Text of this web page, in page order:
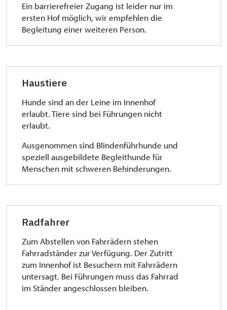
Ein barrierefreier Zugang ist leider nur im
ersten Hof möglich, wir empfehlen die
Begleitung einer weiteren Person.
Haustiere
Hunde sind an der Leine im Innenhof
erlaubt. Tiere sind bei Führungen nicht
erlaubt.
Ausgenommen sind Blindenführhunde und
speziell ausgebildete Begleithunde für
Menschen mit schweren Behinderungen.
Radfahrer
Zum Abstellen von Fahrrädern stehen
Fahrradständer zur Verfügung. Der Zutritt
zum Innenhof ist Besuchern mit Fahrrädern
untersagt. Bei Führungen muss das Fahrrad
im Ständer angeschlossen bleiben.